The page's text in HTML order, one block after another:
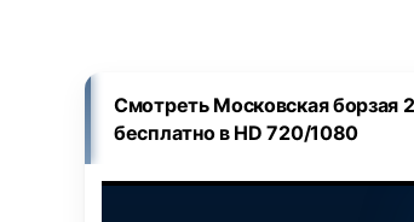
руках чтобы никто не
и однажды вечером
происходит. Позже коллеги
Смотреть Московская борзая
бесплатно в HD 720/1080